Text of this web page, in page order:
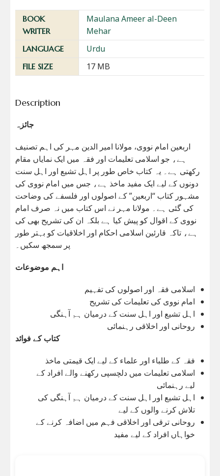
BOOK
WRITER
Maulana Ameer al-Deen
Mehar
LANGUAGE Urdu
FILE SIZE 17 MB
Description
جائزہ
اربعین امام نووی، مولانا امیر الدین مہر کی اہم تصنیف
ہے، جو اسلامی تعلیمات اور فقہ میں ایک نمایاں مقام
رکھتی ہے۔ یہ کتاب خاص طور پر اہل تشیع اور اہل سنت
دونوں کے لیے ایک مفید ماخذ ہے، جس میں امام نووی کی
مشہور کتاب “اربعین” کے اصولوں اور فلسفے کی وضاحت
کی گئی ہے۔ مولانا مہر نے اس کتاب میں نہ صرف امام
نووی کے اقوال کو پیش کیا ہے بلکہ ان کی تشریح بھی کی
ہے، تاکہ قارئین اسلامی احکام اور اخلاقیات کو بہتر طور
پر سمجھ سکیں۔
اہم موضوعات
اسلامی فقہ اور اصولوں کی تفہیم
امام نووی کی تعلیمات کی تشریح
اہل تشیع اور اہل سنت کے درمیان ہم آہنگی
روحانی اور اخلاقی رہنمائی
کتاب کے فوائد
فقہ کے طلباء اور علماء کے لیے ایک قیمتی ماخذ
اسلامی تعلیمات میں دلچسپی رکھنے والے افراد کے
لیے رہنمائی
اہل تشیع اور اہل سنت کے درمیان ہم آہنگی کی
تلاش کرنے والوں کے لیے
روحانی ترقی اور اخلاقی فہم میں اضافہ کرنے کے
خواہاں افراد کے لیے مفید